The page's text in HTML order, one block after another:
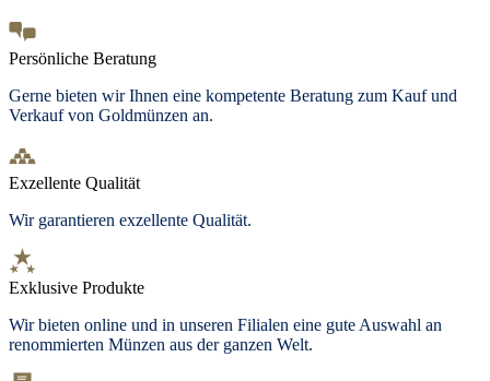
Persönliche Beratung
Gerne bieten wir Ihnen eine kompetente Beratung zum Kauf und
Verkauf von Goldmünzen an.
Exzellente Qualität
Wir garantieren exzellente Qualität.
Exklusive Produkte
Wir bieten online und in unseren Filialen eine gute Auswahl an
renommierten Münzen aus der ganzen Welt.